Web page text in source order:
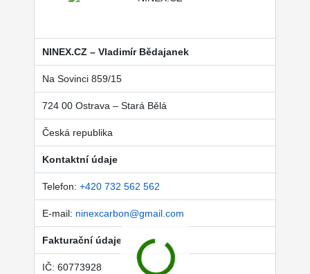
NINEX.CZ – Vladimír Bědajanek
Na Sovinci 859/15
724 00 Ostrava – Stará Bělá
Česká republika
Kontaktní údaje
Telefon: +420 732 562 562
E-mail: ninexcarbon@gmail.com
Fakturační údaje
IČ: 60773928